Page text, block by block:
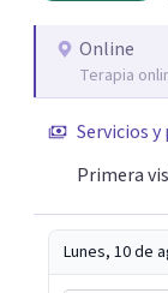
lo que me
pueden estar
Online
Terapia
Servicios y
Primera
Lunes, 10 de